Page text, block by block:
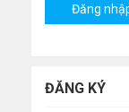
ĐĂNG KÝ